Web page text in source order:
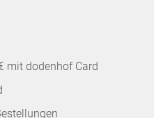
mit dodenhof Card